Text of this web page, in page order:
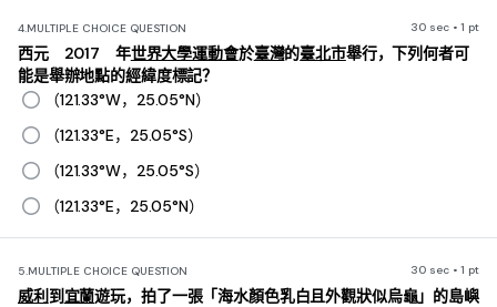
4.MULTIPLE CHOICE QUESTION 30 sec • 1 pt
西元 2017 年世界大學運動會於臺灣的臺北市舉行，下列何者可
能是舉辦地點的經緯度標記？
（121.33°W，25.05°N）
（121.33°E，25.05°S）
（121.33°W，25.05°S）
（121.33°E，25.05°N）
5.MULTIPLE CHOICE QUESTION 30 sec • 1 pt
威利 到宜蘭遊玩，拍了一張「海水顏色乳白且外觀狀似烏龜」的島嶼